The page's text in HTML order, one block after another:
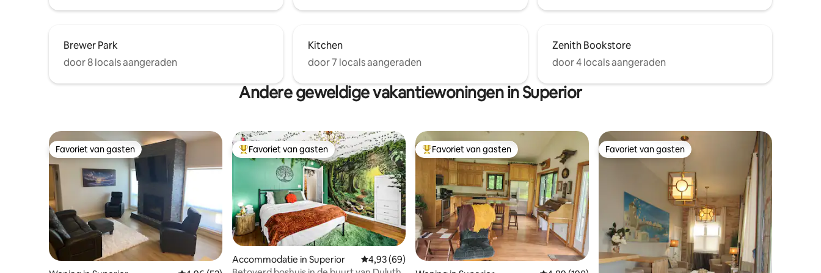
Brewer Park
door 8 locals aangeraden
Kitchen
door 7 locals aangeraden
Zenith Bookstore
door 4 locals aangeraden
Andere geweldige vakantiewoningen in Superior
Favoriet van gasten
Favoriet van gasten Topfavoriet van gasten
Favoriet van gasten
Accommodatie in Superior Gemiddelde beoordeling van 4,93 uit 5, 69 recensies
4,93 (69)
Topfavoriet van gasten
Favoriet van gasten Favoriet van gasten
Favoriet van gasten